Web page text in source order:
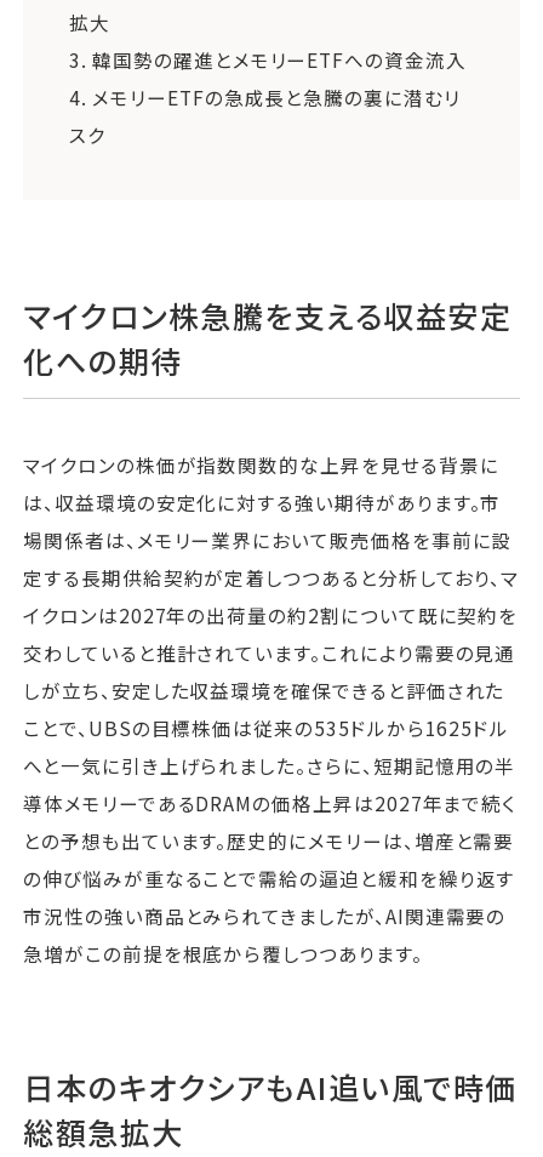
拡大
3. 韓国勢の躍進とメモリーETFへの資金流入
4. メモリーETFの急成長と急騰の裏に潜むリ
スク
マイクロン株急騰を支える収益安定
化への期待
マイクロンの株価が指数関数的な上昇を見せる背景に
は、収益環境の安定化に対する強い期待があります。市
場関係者は、メモリー業界において販売価格を事前に設
定する長期供給契約が定着しつつあると分析しており、マ
イクロンは2027年の出荷量の約2割について既に契約を
交わしていると推計されています。これにより需要の見通
しが立ち、安定した収益環境を確保できると評価された
ことで、UBSの目標株価は従来の535ドルから1625ドル
へと一気に引き上げられました。さらに、短期記憶用の半
導体メモリーであるDRAMの価格上昇は2027年まで続く
との予想も出ています。歴史的にメモリーは、増産と需要
の伸び悩みが重なることで需給の逼迫と緩和を繰り返す
市況性の強い商品とみられてきましたが、AI関連需要の
急増がこの前提を根底から覆しつつあります。
日本のキオクシアもAI追い風で時価
総額急拡大